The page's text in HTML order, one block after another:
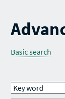
Basic search